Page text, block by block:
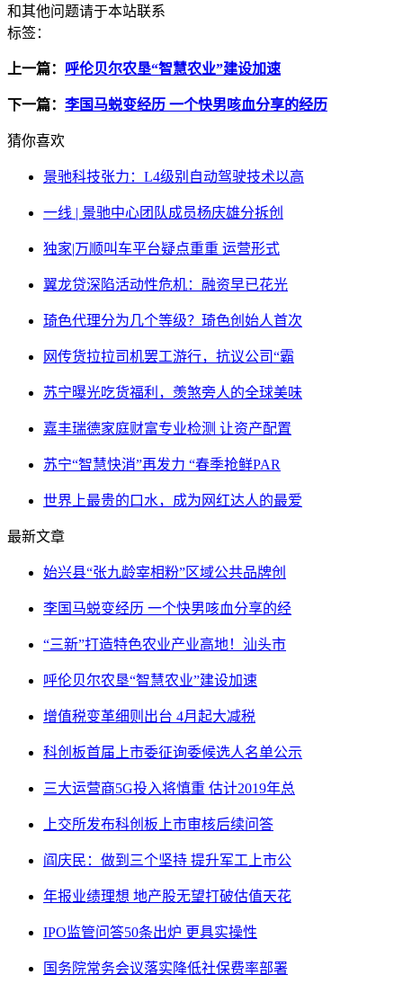
和其他问题请于本站联系
标签：
上一篇： 呼伦贝尔农垦“智慧农业”建设加速
下一篇： 李国马蜕变经历 一个快男咳血分享的经历
猜你喜欢
景驰科技张力：L4级别自动驾驶技术以高
一线 | 景驰中心团队成员杨庆雄分拆创
独家|万顺叫车平台疑点重重 运营形式
翼龙贷深陷活动性危机：融资早已花光
琦色代理分为几个等级？琦色创始人首次
网传货拉拉司机罢工游行，抗议公司“霸
苏宁曝光吃货福利，羡煞旁人的全球美味
嘉丰瑞德家庭财富专业检测 让资产配置
苏宁“智慧快消”再发力 “春季抢鲜PAR
世界上最贵的口水，成为网红达人的最爱
最新文章
始兴县“张九龄宰相粉”区域公共品牌创
李国马蜕变经历 一个快男咳血分享的经
“三新”打造特色农业产业高地！汕头市
呼伦贝尔农垦“智慧农业”建设加速
增值税变革细则出台 4月起大减税
科创板首届上市委征询委候选人名单公示
三大运营商5G投入将慎重 估计2019年总
上交所发布科创板上市审核后续问答
阎庆民：做到三个坚持 提升军工上市公
年报业绩理想 地产股无望打破估值天花
IPO监管问答50条出炉 更具实操性
国务院常务会议落实降低社保费率部署